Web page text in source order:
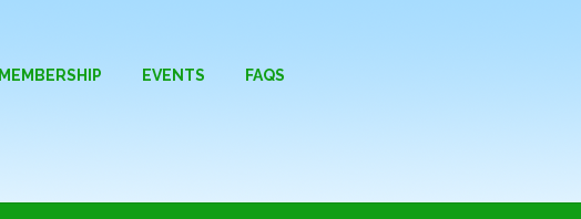
MEMBERSHIP EVENTS
FAQS